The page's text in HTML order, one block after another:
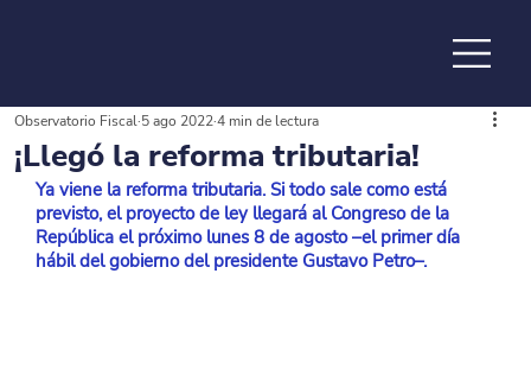
de la
¡Llegó la reforma tributaria!
Observatorio Fiscal 5 ago 20224 min de lectura
Ya viene la reforma tributaria. Si todo sale como está
previsto, el proyecto de ley llegará al Congreso de la
República el próximo lunes 8 de agosto –el primer día
hábil del gobierno del presidente Gustavo Petro–.